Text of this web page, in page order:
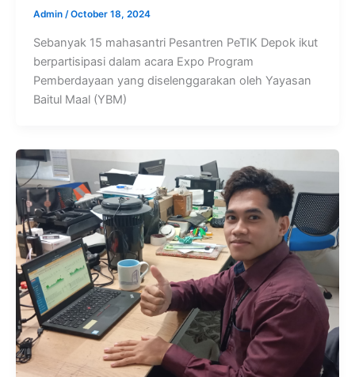
Admin /October 18, 2024
Sebanyak 15 mahasantri Pesantren PeTIK Depok ikut
berpartisipasi dalam acara Expo Program
Pemberdayaan yang diselenggarakan oleh Yayasan
Baitul Maal (YBM)